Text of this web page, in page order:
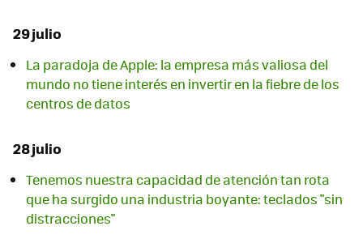
29 julio
La paradoja de Apple: la empresa más valiosa del
mundo no tiene interés en invertir en la fiebre de los
centros de datos
28 julio
Tenemos nuestra capacidad de atención tan rota
que ha surgido una industria boyante: teclados "sin
distracciones"